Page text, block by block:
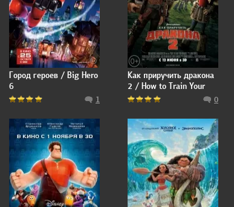
Город героев / Big Hero
6
1
Как приручить дракона
2 / How to Train Your
Dragon 2
0